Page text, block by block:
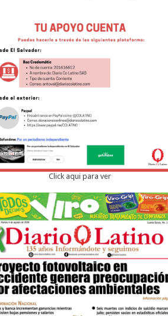
Click aqui para ver